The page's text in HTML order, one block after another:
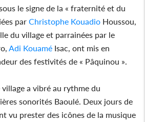
le signe de la « fraternité et du
parChristophe Kouadio Houssou,
du village et parrainées par le
Adi Kouamé Isac, ont mis en
des festivités de « Pâquinou ».
a vibré au rythme du
sonorités Baoulé. Deux jours de
vu prester des icônes de la musique